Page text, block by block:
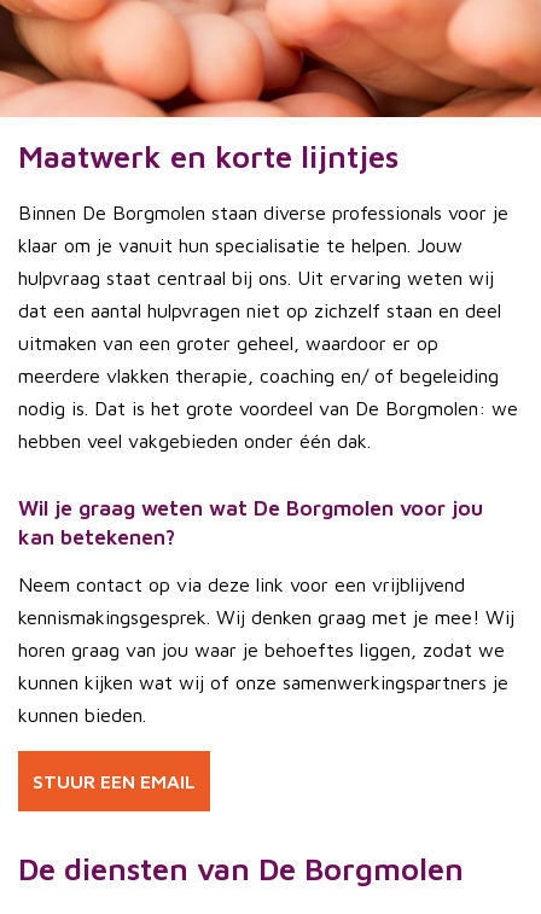
Maatwerk en korte lijntjes
Binnen De Borgmolen staan diverse professionals voor je
klaar om je vanuit hun specialisatie te helpen. Jouw
hulpvraag staat centraal bij ons. Uit ervaring weten wij
dat een aantal hulpvragen niet op zichzelf staan en deel
uitmaken van een groter geheel, waardoor er op
meerdere vlakken therapie, coaching en/ of begeleiding
nodig is. Dat is het grote voordeel van De Borgmolen: we
hebben veel vakgebieden onder één dak.
Wil je graag weten wat De Borgmolen voor jou
kan betekenen?
Neem contact op via deze link voor een vrijblijvend
kennismakingsgesprek. Wij denken graag met je mee! Wij
horen graag van jou waar je behoeftes liggen, zodat we
kunnen kijken wat wij of onze samenwerkingspartners je
kunnen bieden.
STUUR EEN EMAIL
De diensten van De Borgmolen